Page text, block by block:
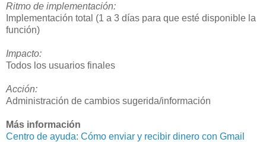
Ritmo de implementación:
Implementación total (1 a 3 días para que esté disponible la
función)
Impacto:
Todos los usuarios finales
Acción:
Administración de cambios sugerida/información
Más información
Centro de ayuda: Cómo enviar y recibir dinero con Gmail